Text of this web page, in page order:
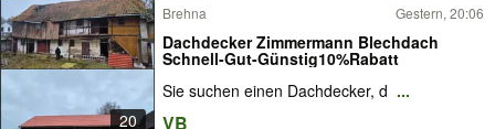
20
Brehna Gestern, 20:06
Dachdecker Zimmermann Blechdach
Schnell-Gut-Günstig10%Rabatt
Sie suchen einen Dachdecker, d ...
VB